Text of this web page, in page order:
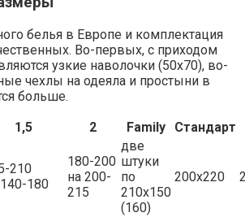
белья в Европе и комплектация
Во-первых, с приходом
узкие наволочки (50х70), во-
чехлы на одеяла и простыни в
больше.
1,5 2 Family Стандарт
210
180
180-200
на 200-
215
две
штуки
по
210х150
(160)
200х220